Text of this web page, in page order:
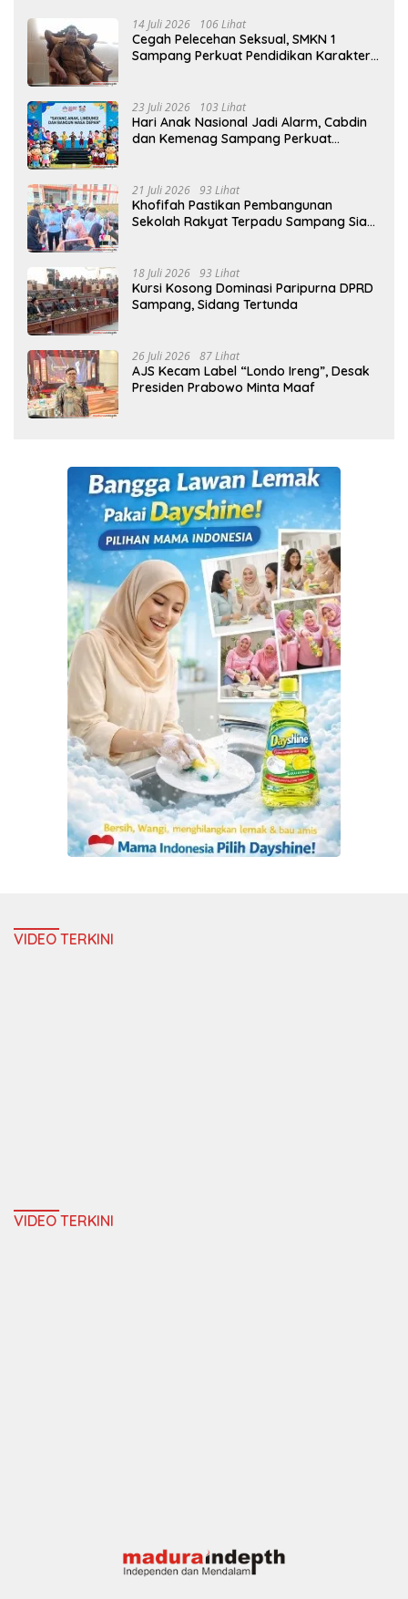
14 Juli 2026 106 Lihat
Cegah Pelecehan Seksual, SMKN 1
Sampang Perkuat Pendidikan Karakter
23 Juli 2026 103 Lihat
Hari Anak Nasional Jadi Alarm, Cabdin
dan Kemenag Sampang Perkuat
21 Juli 2026 93 Lihat
Khofifah Pastikan Pembangunan
Sekolah Rakyat Terpadu Sampang Siap
18 Juli 2026 93 Lihat
Kursi Kosong Dominasi Paripurna DPRD
Sampang, Sidang Tertunda
26 Juli 2026 87 Lihat
AJS Kecam Label “Londo Ireng”, Desak
Presiden Prabowo Minta Maaf
VIDEO TERKINI
VIDEO TERKINI